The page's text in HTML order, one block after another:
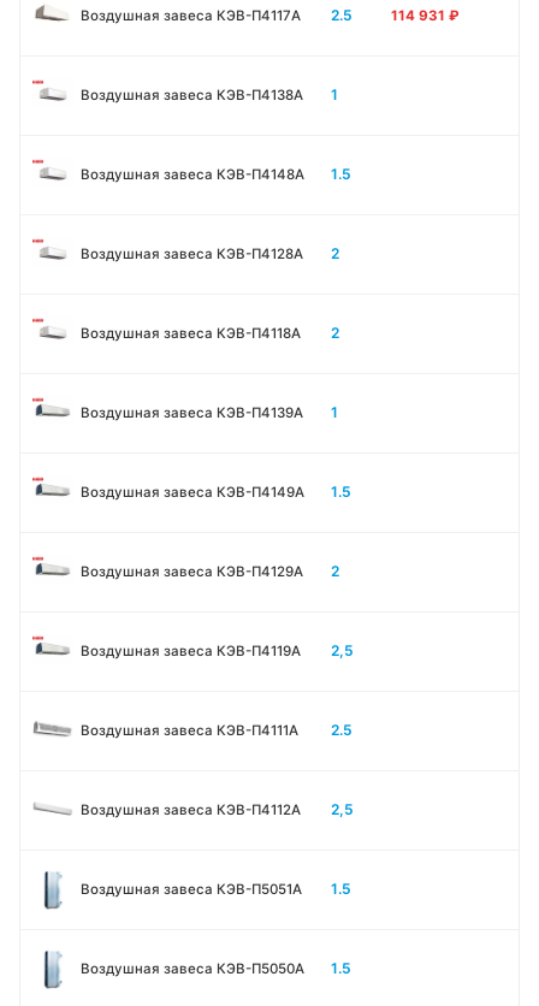
Воздушная завеса КЭВ-П4117A 2.5 114 931 ₽
Воздушная завеса КЭВ-П4138А 1
Воздушная завеса КЭВ-П4148А 1.5
Воздушная завеса КЭВ-П4128А 2
Воздушная завеса КЭВ-П4118А 2
Воздушная завеса КЭВ-П4139А 1
Воздушная завеса КЭВ-П4149А 1.5
Воздушная завеса КЭВ-П4129А 2
Воздушная завеса КЭВ-П4119А 2,5
Воздушная завеса КЭВ-П4111A 2.5
Воздушная завеса КЭВ-П4112А 2,5
Воздушная завеса КЭВ-П5051A 1.5
Воздушная завеса КЭВ-П5050A 1.5